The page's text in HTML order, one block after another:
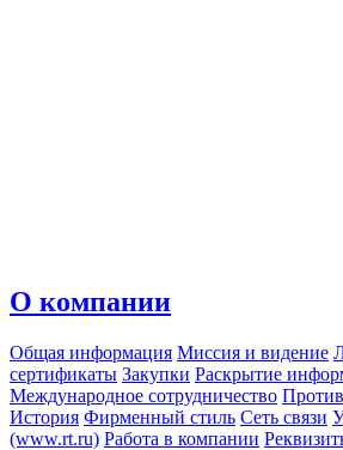
О компании
Общая информация Миссия и видение
сертификаты Закупки Раскрытие
Международное сотрудничество
История Фирменный стиль Сеть связи
(www.rt.ru) Работа в компании